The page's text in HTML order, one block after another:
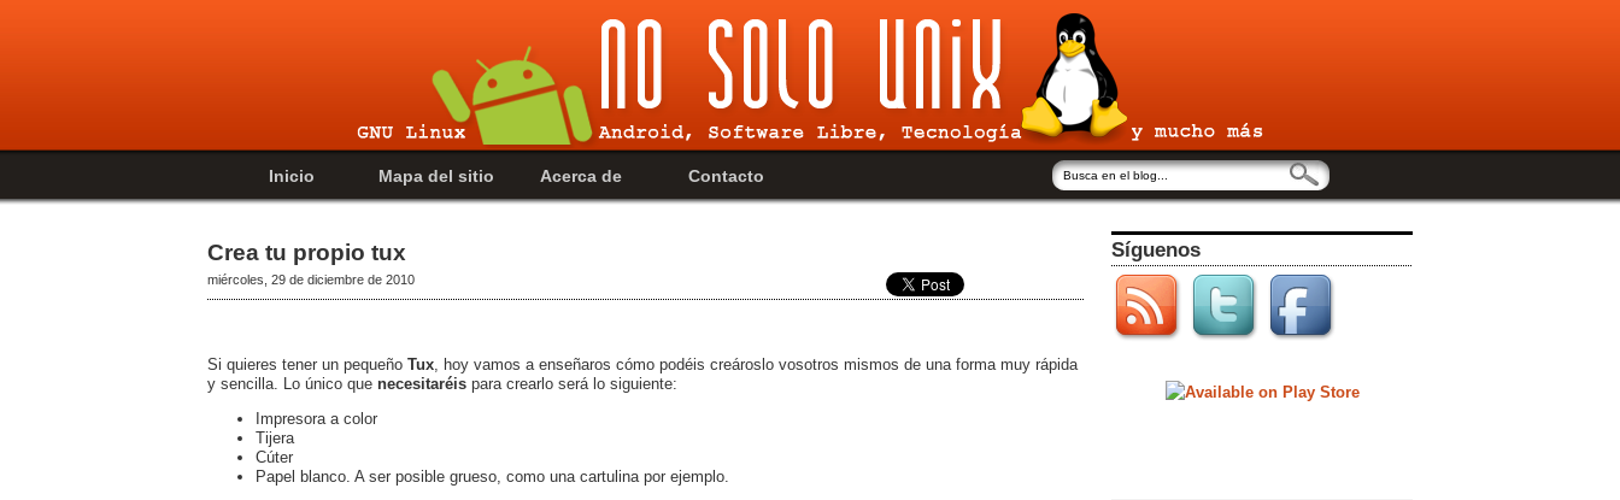
Inicio Mapa del sitio Acerca de Contacto
Crea tu propio tux
miércoles, 29 de diciembre de 2010
Si quieres tener un pequeño Tux , hoy vamos a enseñaros cómo podéis creároslo vosotros mismos de una forma muy rápida
y sencilla. Lo único que necesitaréis para crearlo será lo siguiente:
Impresora a color
Tijera
Cúter
Papel blanco. A ser posible grueso, como una cartulina por ejemplo.
Síguenos